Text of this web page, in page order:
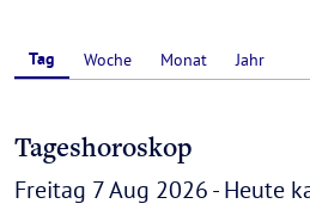
Tag Woche Monat Jahr
Tageshoroskop
Freitag 7 Aug 2026 - Heute